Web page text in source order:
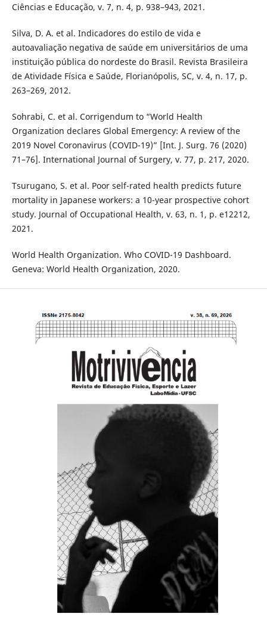
Ciências e Educação, v. 7, n. 4, p. 938–943, 2021.
Silva, D. A. et al. Indicadores do estilo de vida e
autoavaliação negativa de saúde em universitários de uma
instituição pública do nordeste do Brasil. Revista Brasileira
de Atividade Física e Saúde, Florianópolis, SC, v. 4, n. 17, p.
263–269, 2012.
Sohrabi, C. et al. Corrigendum to “World Health
Organization declares Global Emergency: A review of the
2019 Novel Coronavirus (COVID-19)” [Int. J. Surg. 76 (2020)
71–76]. International Journal of Surgery, v. 77, p. 217, 2020.
Tsurugano, S. et al. Poor self-rated health predicts future
mortality in Japanese workers: a 10-year prospective cohort
study. Journal of Occupational Health, v. 63, n. 1, p. e12212,
2021.
World Health Organization. Who COVID-19 Dashboard.
Geneva: World Health Organization, 2020.